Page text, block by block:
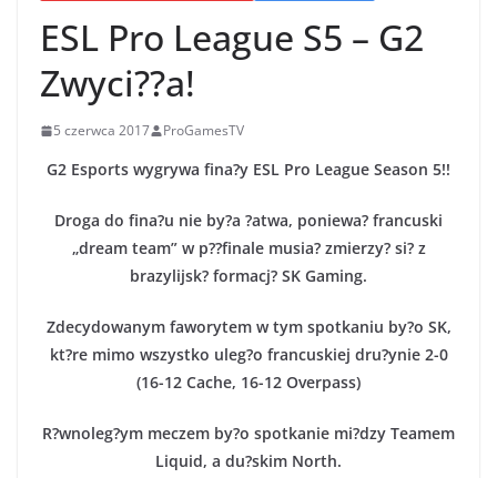
ESL Pro League S5 – G2
Zwyci??a!
5 czerwca 2017 ProGamesTV
G2 Esports wygrywa fina?y ESL Pro League Season 5!!
Droga do fina?u nie by?a ?atwa, poniewa? francuski
„dream team” w p??finale musia? zmierzy? si? z
brazylijsk? formacj? SK Gaming.
Zdecydowanym faworytem w tym spotkaniu by?o SK,
kt?re mimo wszystko uleg?o francuskiej dru?ynie 2-0
(16-12 Cache, 16-12 Overpass)
R?wnoleg?ym meczem by?o spotkanie mi?dzy Teamem
Liquid, a du?skim North.